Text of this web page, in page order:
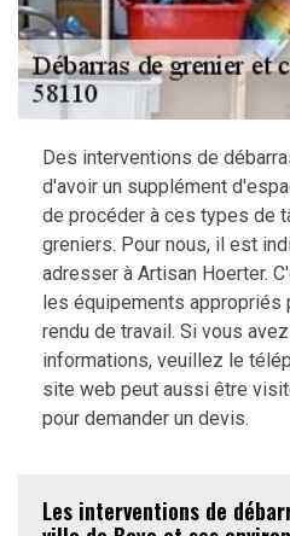
Des interventions de
d'avoir un supplément
de procéder à ces types de
greniers. Pour nous, il est
adresser à Artisan Hoerter.
les équipements appropriés
rendu de travail. Si vous
informations, veuillez le
site web peut aussi être
pour demander un devis.
Les interventions de